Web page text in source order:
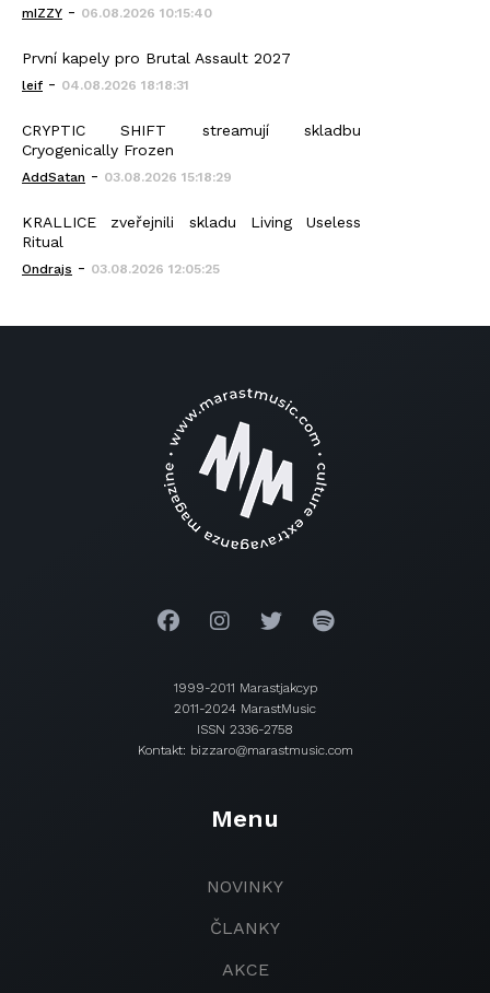
mIZZY - 06.08.2026 10:15:40
První kapely pro Brutal Assault 2027
leif - 04.08.2026 18:18:31
CRYPTIC SHIFT streamují skladbu
Cryogenically Frozen
AddSatan - 03.08.2026 15:18:29
KRALLICE zveřejnili skladu Living Useless
Ritual
Ondrajs - 03.08.2026 12:05:25
1999-2011 Marastjakcyp
2011-2024 MarastMusic
ISSN 2336-2758
Kontakt: bizzaro@marastmusic.com
Menu
NOVINKY
ČLANKY
AKCE